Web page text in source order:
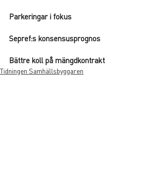
Parkeringar i fokus
Sepref:s konsensusprognos
Bättre koll på mängdkontrakt
Tidningen Samhällsbyggaren